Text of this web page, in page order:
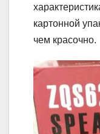
картонной
чем красочно.